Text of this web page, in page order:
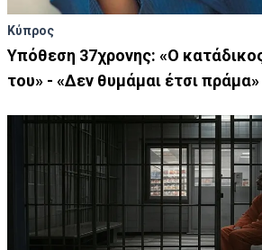
Κύπρος
Υπόθεση 37χρονης: «Ο
του» - «Δεν θυμάμαι έτσι πράμα»